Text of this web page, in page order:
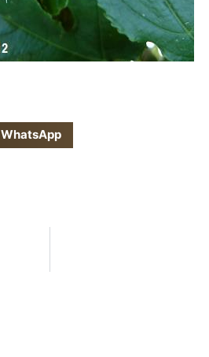
WhatsApp